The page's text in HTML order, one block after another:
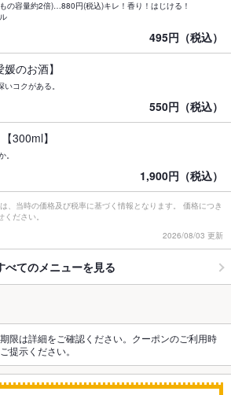
の容量約2倍)…880円(税込)キレ！香り！はじける！
495円（税込）
のお酒】
コクがある。
550円（税込）
300ml】
1,900円（税込）
、当時の価格及び税率に基づく情報となります。 価格につき
ださい。
2026/08/03 更新
べてのメニューを見る
限は詳細をご確認ください。クーポンのご利用時
提示ください。